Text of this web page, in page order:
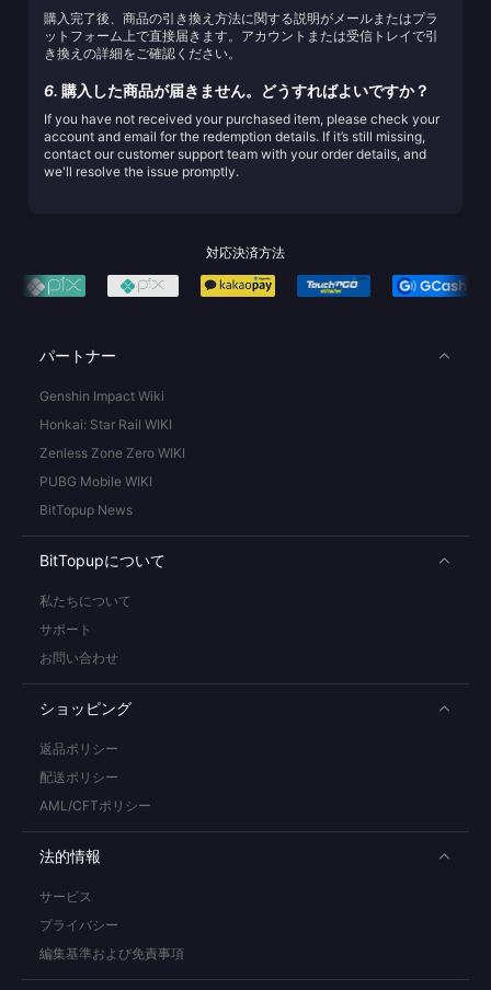
購入完了後、商品の引き換え方法に関する説明がメールまたはプラ
ットフォーム上で直接届きます。アカウントまたは受信トレイで引
き換えの詳細をご確認ください。
6. 購入した商品が届きません。どうすればよいですか？
If you have not received your purchased item, please check your
account and email for the redemption details. If it’s still missing,
contact our customer support team with your order details, and
we'll resolve the issue promptly.
対応決済方法
パートナー
Genshin Impact Wiki
Honkai: Star Rail WIKI
Zenless Zone Zero WIKI
PUBG Mobile WIKI
BitTopup News
BitTopupについて
私たちについて
サポート
お問い合わせ
ショッピング
返品ポリシー
配送ポリシー
AML/CFTポリシー
法的情報
サービス
プライバシー
編集基準および免責事項